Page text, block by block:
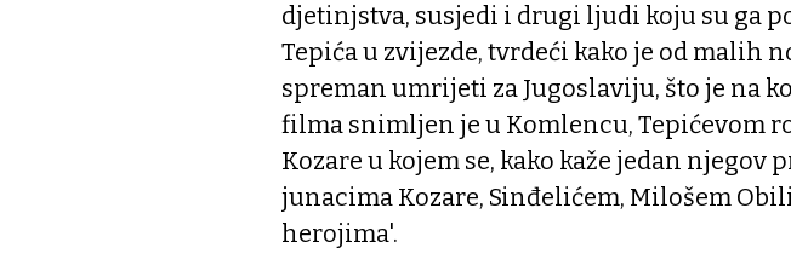
djetinjstva, susjedi i drugi ljudi koju su ga
Tepića u zvijezde, tvrdeći kako je od malih
spreman umrijeti za Jugoslaviju, što je na
filma snimljen je u Komlencu, Tepićevom
Kozare u kojem se, kako kaže jedan njegov
junacima Kozare, Sinđelićem, Milošem
herojima'.